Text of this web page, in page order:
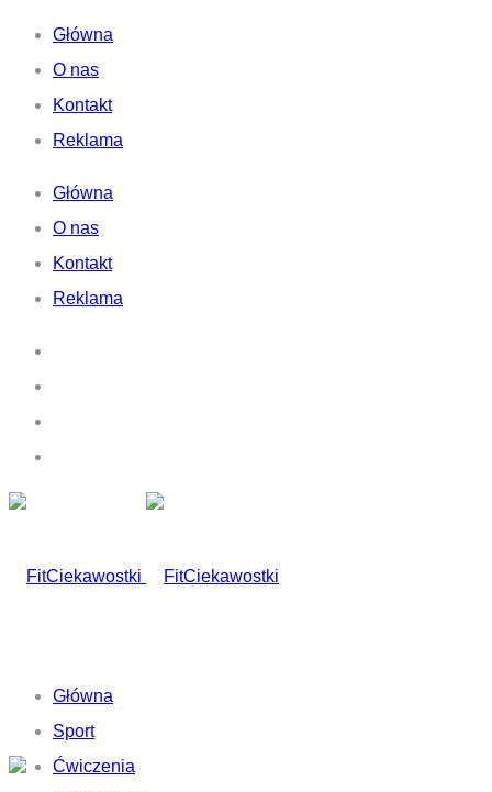
Główna
O nas
Kontakt
Reklama
Główna
O nas
Kontakt
Reklama
Główna
Sport
Ćwiczenia